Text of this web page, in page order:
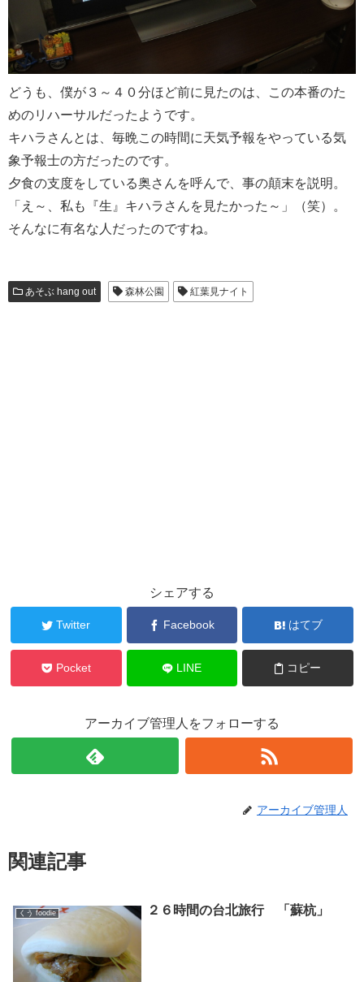
どうも、僕が３～４０分ほど前に見たのは、この本番のた
めのリハーサルだったようです。
キハラさんとは、毎晩この時間に天気予報をやっている気
象予報士の方だったのです。
夕食の支度をしている奥さんを呼んで、事の顛末を説明。
「え～、私も『生』キハラさんを見たかった～」（笑）。
そんなに有名な人だったのですね。
あそぶ hang out 森林公園 紅葉見ナイト
シェアする
Twitter Facebook はてブ
Pocket LINE コピー
アーカイブ管理人をフォローする
アーカイブ管理人
関連記事
くう foodie ２６時間の台北旅行 「蘇杭」